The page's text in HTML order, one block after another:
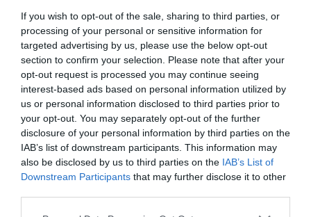
If you wish to opt-out of the sale, sharing to third parties, or
processing of your personal or sensitive information for
targeted advertising by us, please use the below opt-out
section to confirm your selection. Please note that after your
opt-out request is processed you may continue seeing
interest-based ads based on personal information utilized by
us or personal information disclosed to third parties prior to
your opt-out. You may separately opt-out of the further
disclosure of your personal information by third parties on the
IAB’s list of downstream participants. This information may
also be disclosed by us to third parties on the IAB’s List of
Downstream Participants that may further disclose it to other
la aplicación del cuidado.
Todos estos resultados se obtienen gracias a su fórmula
cronoprogramada: una sola aplicación al día, 24 horas
de eficacia.
Cellu Slimanticelulitis rebelde envase-dosificador 200
mL: 35,00 €. Para 28 días de utilización. Una aplicación
al día sobre muslos, caderas y glúteos.
Disponible a partir del 1 de marzo en farmacias y
parafarmacias.